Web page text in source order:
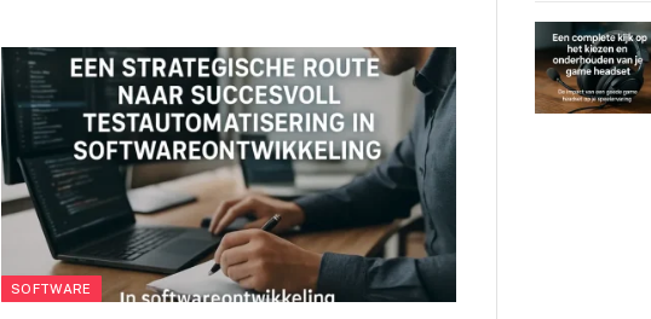
SOFTWARE